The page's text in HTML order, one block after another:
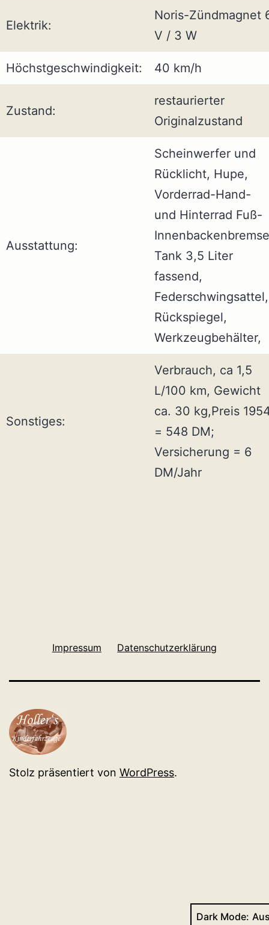
Elektrik:
Noris-Zündmagnet
V / 3 W
Höchstgeschwindigkeit: 40 km/h
Zustand:
restaurierter
Originalzustand
Ausstattung:
Scheinwerfer und
Rücklicht, Hupe,
Vorderrad-Hand-
und Hinterrad Fuß-
Tank 3,5 Liter
fassend,
Federschwingsattel,
Rückspiegel,
Werkzeugbehälter,
Sonstiges:
Verbrauch, ca 1,5
L/100 km, Gewicht
ca. 30 kg,Preis
= 548 DM;
Versicherung = 6
DM/Jahr
Impressum Datenschutzerklärung
Stolz präsentiert von WordPress.
Dark Mode: